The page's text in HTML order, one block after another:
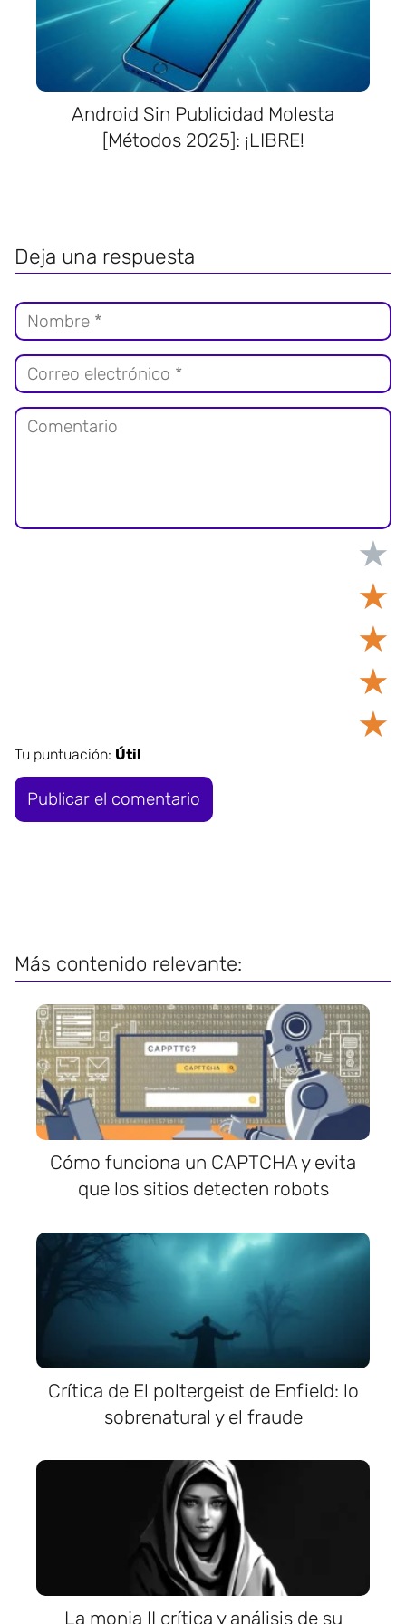
Android Sin Publicidad Molesta
[Métodos 2025]: ¡LIBRE!
Deja una respuesta
★
★
★
★
★
Tu puntuación: Útil
Más contenido relevante:
Cómo funciona un CAPTCHA y evita
que los sitios detecten robots
Crítica de El poltergeist de Enfield: lo
sobrenatural y el fraude
La monja II crítica y análisis de su